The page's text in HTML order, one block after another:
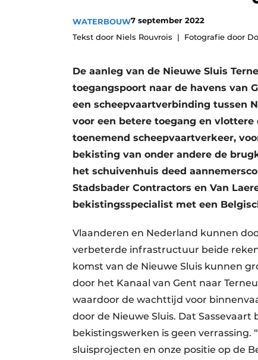
Video’s
WATERBOUW7 september 2022
Tekst door Niels Rouvrois
Fotografie door
De aanleg van de Nieuwe Sluis
toegangspoort naar de havens van
een scheepvaartverbinding tussen
voor een betere toegang en
toenemend scheepvaartverkeer,
bekisting van onder andere de
het schuivenhuis deed
Stadsbader Contractors en Van
bekistingsspecialist met een
Vlaanderen en Nederland kunnen
verbeterde infrastructuur beide
komst van de Nieuwe Sluis kunnen
door het Kanaal van Gent naar
waardoor de wachttijd voor
door de Nieuwe Sluis. Dat
bekistingswerken is geen verrassing.
sluisprojecten en onze positie op de